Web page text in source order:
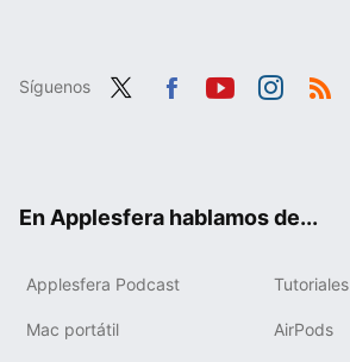
Síguenos
En Applesfera hablamos de...
Applesfera Podcast Tutoriales
Mac portátil AirPods